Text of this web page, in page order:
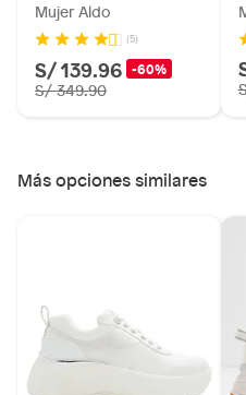
Mujer Aldo
(5)
S/ 139.96 -60%
S/ 349.90
Más opciones similares